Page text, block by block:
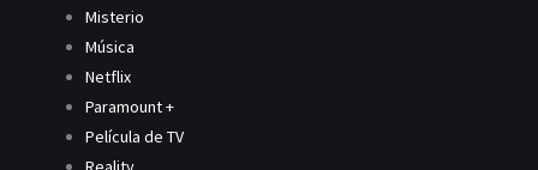
Misterio
Música
Netflix
Paramount +
Película de TV